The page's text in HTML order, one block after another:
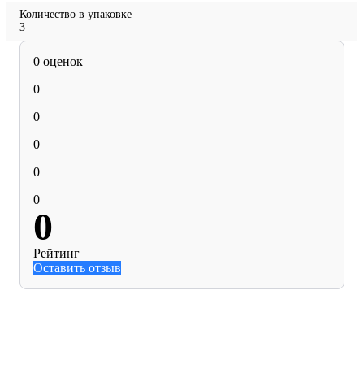
Количество в упаковке
3
0 оценок
0
0
0
0
0
0
Рейтинг
Оставить отзыв